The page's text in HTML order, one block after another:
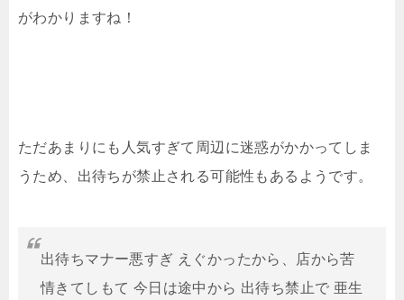
がわかりますね！
ただあまりにも人気すぎて周辺に迷惑がかかってしま
うため、出待ちが禁止される可能性もあるようです。
出待ちマナー悪すぎ えぐかったから、店から苦
情きてしもて 今日は途中から 出待ち禁止で 亜生